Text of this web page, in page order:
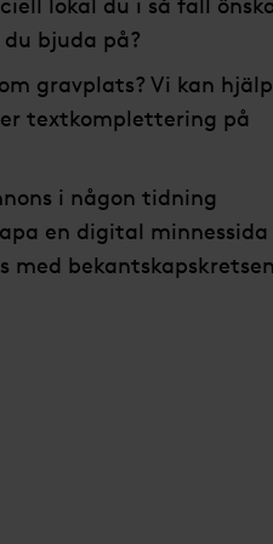
bjuda på?
gravplats? Vi kan
textkomplettering på
i någon tidning
en digital minnessida
med